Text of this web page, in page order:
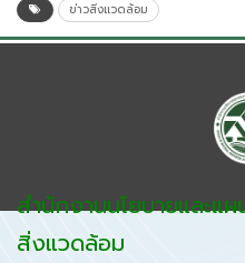
ข่าวสิ่งแวดล้อม
สำนักงานนโยบายและแ
สิ่งแวดล้อม